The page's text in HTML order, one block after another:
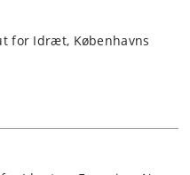
for Idræt, Københavns